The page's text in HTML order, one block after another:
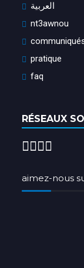
العربية
nt3awnou
pratique
faq
RÉSEAUX
aimez-nous